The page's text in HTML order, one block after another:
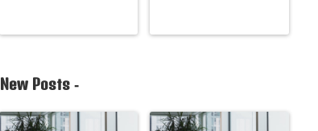
New Posts -